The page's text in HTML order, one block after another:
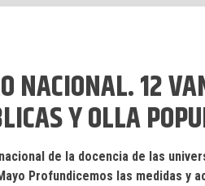
NACIONAL. 12
Y OLLA
de la docencia de las
Profundicemos las medidas y